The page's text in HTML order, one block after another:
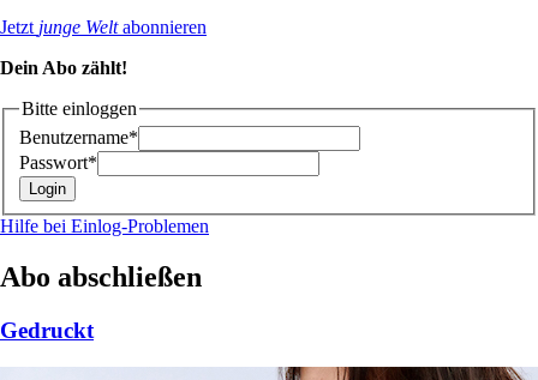
Jetzt junge Weltabonnieren
Dein Abo zählt!
Bitte einloggen
Benutzername*
Passwort*
Hilfe bei Einlog-Problemen
Abo abschließen
Gedruckt